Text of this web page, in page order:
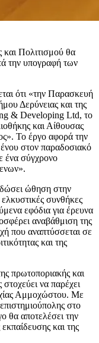
και Πολιτισμού θα
την υπογραφή των
ότι «την Παρασκευή
Δερύνειας και της
& Developing Ltd, το
και Αίθουσας
Το έργο αφορά την
στον παραδοσιακό
ένα σύγχρονο
δώσει ώθηση στην
συνθήκες
εφόδια για έρευνα
αναβάθμιση της
που αναπτύσσεται σε
και της
πρωτοποριακής και
να παρέχει
Αμμοχώστου. Με
στο
θα αποτελέσει την
και της